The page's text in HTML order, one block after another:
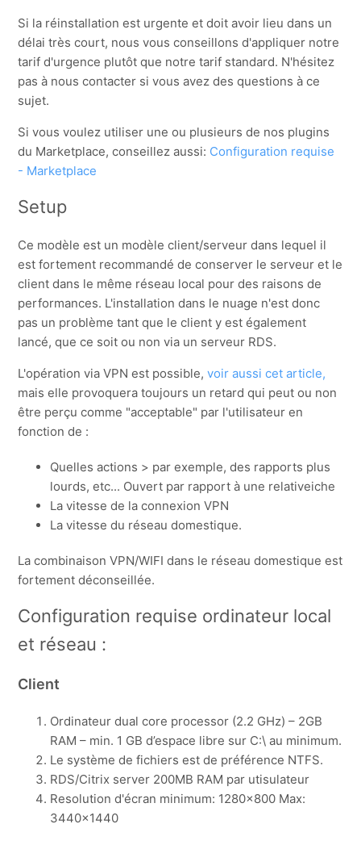
Comment commander un code temporaire ?
Afficher plus
Si la réinstallation est urgente et doit avoir lieu dans un
délai très court, nous vous conseillons d'appliquer notre
tarif d'urgence plutôt que notre tarif standard. N'hésitez
pas à nous contacter si vous avez des questions à ce
sujet.
Si vous voulez utiliser une ou plusieurs de nos plugins
du Marketplace, conseillez aussi: Configuration requise
- Marketplace
Setup
Ce modèle est un modèle client/serveur dans lequel il
est fortement recommandé de conserver le serveur et le
client dans le même réseau local pour des raisons de
performances. L'installation dans le nuage n'est donc
pas un problème tant que le client y est également
lancé, que ce soit ou non via un serveur RDS.
L'opération via VPN est possible,voir aussi cet article,
mais elle provoquera toujours un retard qui peut ou non
être perçu comme "acceptable" par l'utilisateur en
fonction de :
Quelles actions > par exemple, des rapports plus
lourds, etc... Ouvert par rapport à une relativeiche
La vitesse de la connexion VPN
La vitesse du réseau domestique.
La combinaison VPN/WIFI dans le réseau domestique est
fortement déconseillée.
Configuration requise ordinateur local
et réseau :
Client
Ordinateur dual core processor (2.2 GHz) – 2GB
RAM – min. 1 GB d’espace libre sur C:\ au minimum.
Le système de fichiers est de préférence NTFS.
RDS/Citrix server 200MB RAM par utisulateur
Resolution d'écran minimum: 1280x800 Max:
3440x1440